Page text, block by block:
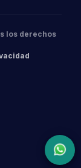
los derechos